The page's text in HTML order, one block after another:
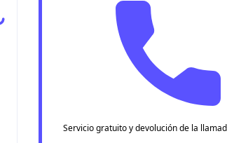
Sky
Servicio gratuito y devolución de la